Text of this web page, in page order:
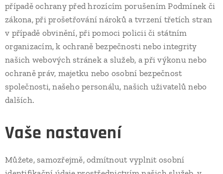
případě ochrany před hrozícím porušením Podmínek či
zákona, při prošetřování nároků a tvrzení třetích stran
v případě obvinění, při pomoci policii či státním
organizacím, k ochraně bezpečnosti nebo integrity
našich webových stránek a služeb, a při výkonu nebo
ochraně práv, majetku nebo osobní bezpečnost
společnosti, našeho personálu, našich uživatelů nebo
dalších.
Vaše nastavení
Můžete, samozřejmě, odmítnout vyplnit osobní